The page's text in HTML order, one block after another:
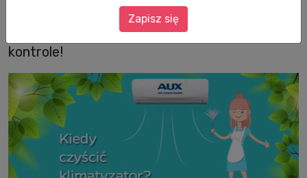
konieczność wymiany filtra w klimatyzatorze.
Początek roku to świetny czas na takie
kontrole!
Zapisz się